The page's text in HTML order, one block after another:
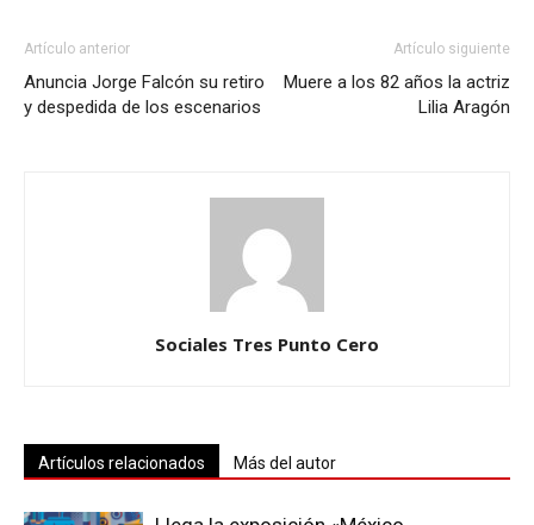
Artículo anterior
Anuncia Jorge Falcón su retiro
y despedida de los escenarios
Artículo siguiente
Muere a los 82 años la actriz
Lilia Aragón
Sociales Tres Punto Cero
Artículos relacionados Más del autor